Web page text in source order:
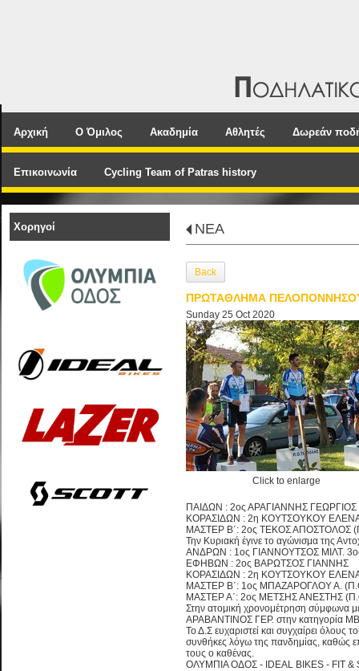
Αρχική Ο Όμιλος Ακαδημία Αθλητές Δωρεάν
Επικοινωνία Cycling Team of Patras history
Χορηγοί NEA
Back
ΠΡΩΤΑΘΛΗΜΑ
Sunday 25 Oct 2020
Click to enlarge
ΠΑΙΔΩΝ : 2ος ΑΡΑΓΙΑΝΝΗΣ
ΚΟΡΑΣΙΔΩΝ : 2η ΚΟΥΤΣΟΥΚΟΥ
ΜΑΣΤΕΡ Β΄: 2ος ΤΕΚΟΣ ΑΠΟΣΤΟΛΟΣ
Την Κυριακή έγινε το αγώνισμα της
ΑΝΔΡΩΝ : 1ος ΓΙΑΝΝΟΥΤΣΟΣ ΜΙΛΤ.
ΕΦΗΒΩΝ : 2ος ΒΑΡΩΤΣΟΣ ΓΙΑΝΝΗΣ
ΚΟΡΑΣΙΔΩΝ : 2η ΚΟΥΤΣΟΥΚΟΥ
ΜΑΣΤΕΡ Β΄: 1ος ΜΠΑΖΑΡΟΓΛΟΥ Α.
ΜΑΣΤΕΡ Α΄: 2ος ΜΕΤΣΗΣ ΑΝΕΣΤΗΣ
Στην ατομική χρονομέτρηση σύμφωνα
ΑΡΑΒΑΝΤΙΝΟΣ ΓΕΡ. στην κατηγορία ΜΒ
Το Δ.Σ ευχαριστεί και συγχαίρει όλους
συνθήκες λόγω της πανδημίας, καθώς
τους ο καθένας.
ΟΛΥΜΠΙΑ ΟΔΟΣ - IDEAL BIKES - FIT